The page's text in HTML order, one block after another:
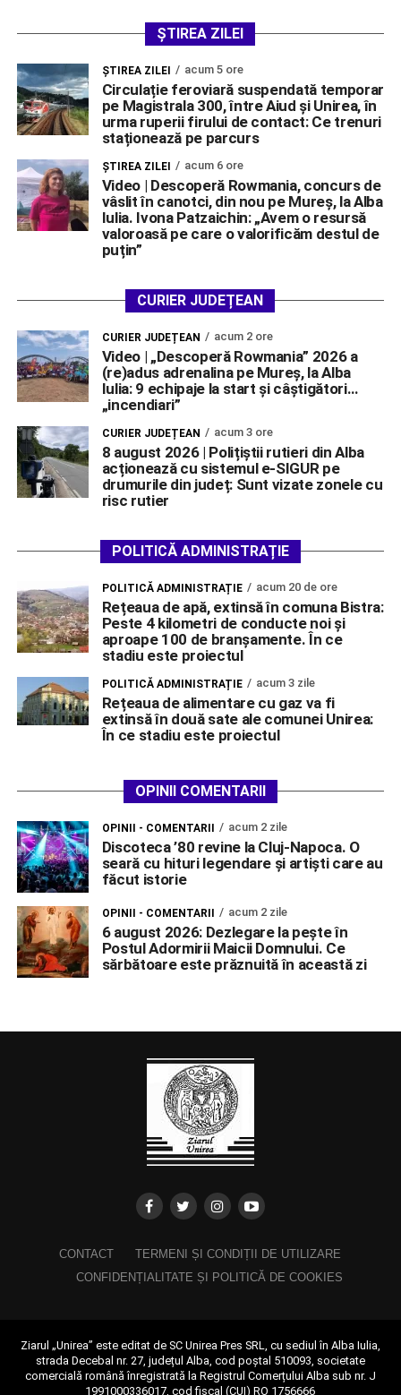
ȘTIREA ZILEI
ŞTIREA ZILEI acum 5 ore
Circulație feroviară suspendată temporar
pe Magistrala 300, între Aiud și Unirea, în
urma ruperii firului de contact: Ce trenuri
staționează pe parcurs
ŞTIREA ZILEI acum 6 ore
Video | Descoperă Rowmania, concurs de
vâslit în canotci, din nou pe Mureș, la Alba
Iulia. Ivona Patzaichin: „Avem o resursă
valoroasă pe care o valorificăm destul de
puțin”
CURIER JUDEȚEAN
CURIER JUDEȚEAN acum 2 ore
Video | „Descoperă Rowmania” 2026 a
(re)adus adrenalina pe Mureș, la Alba
Iulia: 9 echipaje la start și câștigători…
„incendiari”
CURIER JUDEȚEAN acum 3 ore
8 august 2026 | Polițiștii rutieri din Alba
acționează cu sistemul e-SIGUR pe
drumurile din județ: Sunt vizate zonele cu
risc rutier
POLITICĂ ADMINISTRAȚIE
POLITICĂ ADMINISTRAȚIE acum 20 de ore
Rețeaua de apă, extinsă în comuna Bistra:
Peste 4 kilometri de conducte noi și
aproape 100 de branșamente. În ce
stadiu este proiectul
POLITICĂ ADMINISTRAȚIE acum 3 zile
Rețeaua de alimentare cu gaz va fi
extinsă în două sate ale comunei Unirea:
În ce stadiu este proiectul
OPINII COMENTARII
OPINII - COMENTARII acum 2 zile
Discoteca ’80 revine la Cluj-Napoca. O
seară cu hituri legendare și artiști care au
făcut istorie
OPINII - COMENTARII acum 2 zile
6 august 2026: Dezlegare la pește în
Postul Adormirii Maicii Domnului. Ce
sărbătoare este prăznuită în această zi
CONTACT
TERMENI ȘI CONDIȚII DE UTILIZARE
CONFIDENȚIALITATE ȘI POLITICĂ DE COOKIES
Ziarul „Unirea” este editat de SC Unirea Pres SRL, cu sediul în Alba Iulia,
strada Decebal nr. 27, județul Alba, cod poștal 510093, societate
comercială română înregistrată la Registrul Comerțului Alba sub nr. J
1991000336017, cod fiscal (CUI) RO 1756666